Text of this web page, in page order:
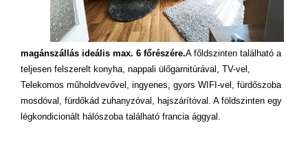
magánszállás ideális max. 6 főrészére.A főldszinten található a
teljesen felszerelt konyha, nappali ülőgarnitúrával, TV-vel,
Telekomos műholdvevővel, ingyenes, gyors WIFI-vel, fürdőszoba
mosdóval, fürdőkád zuhanyzóval, hajszárítóval. A földszinten egy
légkondicionált hálószoba található francia ággyal.